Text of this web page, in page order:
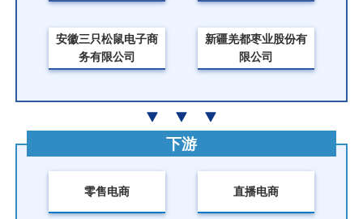
司
安徽三只松鼠电子商
务有限公司
新疆羌都枣业股份有
限公司
零售电商 直播电商
下游